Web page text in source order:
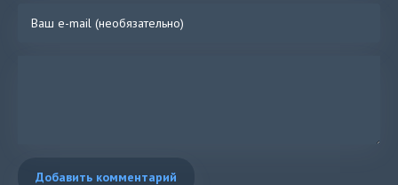
Добавить комментарий